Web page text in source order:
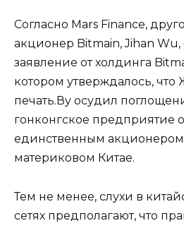
Согласно Mars Finance,
акционер Bitmain, Jihan Wu,
заявление от холдинга
котором утверждалось,
печать.Ву осудил
гонконгское предприятие
единственным
материковом Китае.
Тем не менее, слухи в
сетях предполагают, что